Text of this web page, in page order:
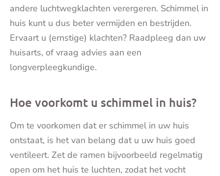
andere luchtwegklachten verergeren. Schimmel in
huis kunt u dus beter vermijden en bestrijden.
Ervaart u (ernstige) klachten? Raadpleeg dan uw
huisarts, of vraag advies aan een
longverpleegkundige.
Hoe voorkomt u schimmel in huis?
Om te voorkomen dat er schimmel in uw huis
ontstaat, is het van belang dat u uw huis goed
ventileert. Zet de ramen bijvoorbeeld regelmatig
open om het huis te luchten, zodat het vocht